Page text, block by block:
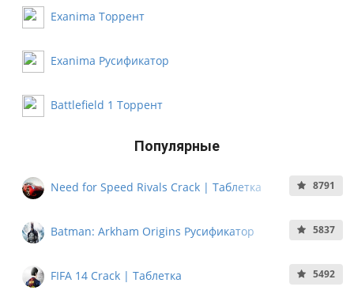
Exanima Торрент
Exanima Русификатор
Battlefield 1 Торрент
Популярные
Need for Speed Rivals Crack | Таблетка 8791
Batman: Arkham Origins Русификатор 5837
FIFA 14 Crack | Таблетка 5492